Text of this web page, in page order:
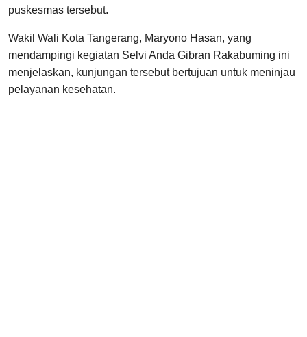
puskesmas tersebut.
Wakil Wali Kota Tangerang, Maryono Hasan, yang
mendampingi kegiatan Selvi Anda Gibran Rakabuming ini
menjelaskan, kunjungan tersebut bertujuan untuk meninjau
pelayanan kesehatan.